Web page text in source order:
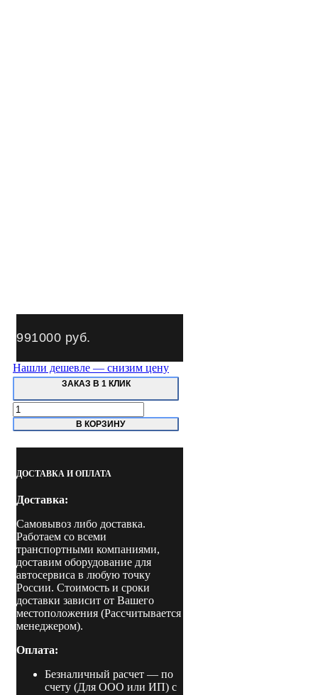
991000 руб.
Нашли дешевле — снизим цену
ЗАКАЗ В 1 КЛИК
Количество
товара
SHL-
4-
ТехноВектор
четырехстоечный
В КОРЗИНУ
ДОСТАВКА И ОПЛАТА
Доставка:
Самовывоз либо доставка.
Работаем со всеми
транспортными компаниями,
доставим оборудование для
автосервиса в любую точку
России. Стоимость и сроки
доставки зависит от Вашего
местоположения (Рассчитывается
менеджером).
Оплата:
Безналичный расчет — по
счету (Для ООО или ИП) с